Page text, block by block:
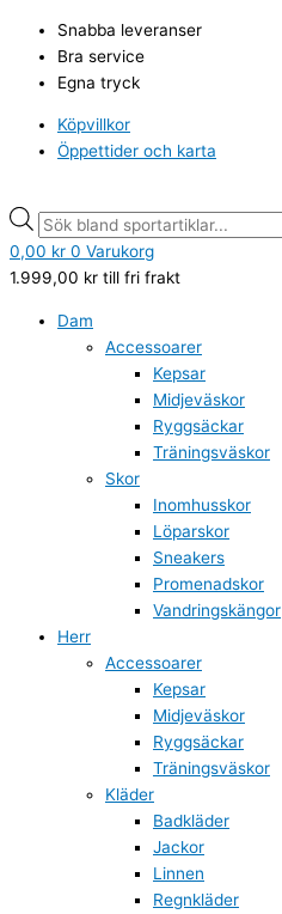
innehåll
Snabba leveranser
Bra service
Egna tryck
Köpvillkor
Öppettider och karta
search
0,00 kr 0 Varukorg
1.999,00 kr till fri frakt
Dam
Accessoarer
Kepsar
Midjeväskor
Ryggsäckar
Träningsväskor
Skor
Inomhusskor
Löparskor
Sneakers
Promenadskor
Vandringskängor
Herr
Accessoarer
Kepsar
Midjeväskor
Ryggsäckar
Träningsväskor
Kläder
Badkläder
Jackor
Linnen
Regnkläder
search